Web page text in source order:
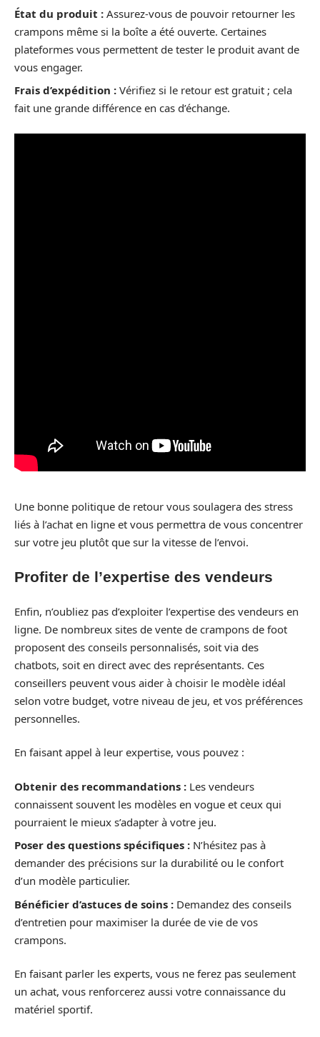
État du produit : Assurez-vous de pouvoir retourner les
crampons même si la boîte a été ouverte. Certaines
plateformes vous permettent de tester le produit avant de
vous engager.
Frais d’expédition : Vérifiez si le retour est gratuit ; cela
fait une grande différence en cas d’échange.
Une bonne politique de retour vous soulagera des stress
liés à l’achat en ligne et vous permettra de vous concentrer
sur votre jeu plutôt que sur la vitesse de l’envoi.
Profiter de l’expertise des vendeurs
Enfin, n’oubliez pas d’exploiter l’expertise des vendeurs en
ligne. De nombreux sites de vente de crampons de foot
proposent des conseils personnalisés, soit via des
chatbots, soit en direct avec des représentants. Ces
conseillers peuvent vous aider à choisir le modèle idéal
selon votre budget, votre niveau de jeu, et vos préférences
personnelles.
En faisant appel à leur expertise, vous pouvez :
Obtenir des recommandations : Les vendeurs
connaissent souvent les modèles en vogue et ceux qui
pourraient le mieux s’adapter à votre jeu.
Poser des questions spécifiques : N’hésitez pas à
demander des précisions sur la durabilité ou le confort
d’un modèle particulier.
Bénéficier d’astuces de soins : Demandez des conseils
d’entretien pour maximiser la durée de vie de vos
crampons.
En faisant parler les experts, vous ne ferez pas seulement
un achat, vous renforcerez aussi votre connaissance du
matériel sportif.